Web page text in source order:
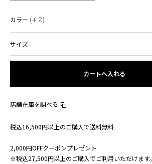
カラー (+ 2)
サイズ
カートへ入れる
店舗在庫を調べる
税込16,500円以上のご購入で送料無料
2,000円OFFクーポンプレゼント
※税込27,500円以上のご購入でご利用いただけます。